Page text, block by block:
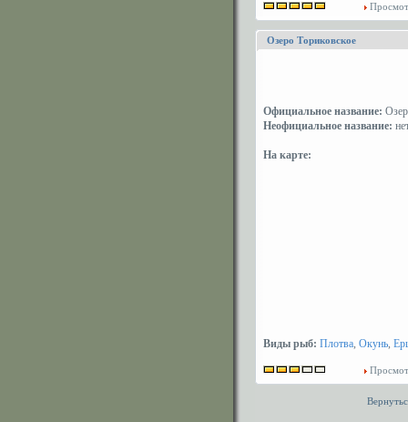
Озеро Ториковское
Официальное название:
Неофициальное название:
На карте:
Виды рыб: Плотва, Окунь,